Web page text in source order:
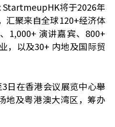
StartmeupHK将于2026年
汇聚来自全球120+经济体
1,000+ 演讲嘉宾、800+
，以及30+ 内地及国际贸
日在香港会议展览中心舉
地及粤港澳大湾区，筹办